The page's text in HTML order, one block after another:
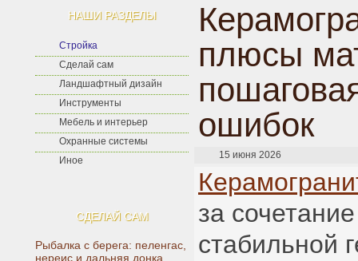
НАШИ РАЗДЕЛЫ
Стройка
Сделай сам
Ландшафтный дизайн
Инструменты
Мебель и интерьер
Охранные системы
Иное
СДЕЛАЙ САМ
Рыбалка с берега: пеленгас,
нереис и дальняя донка
плюсы
ошибок
15 июня 2026
за
стабильной